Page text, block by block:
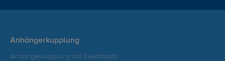
Anhängerkupplung
Anhängerkupplung mit Elektrosatz